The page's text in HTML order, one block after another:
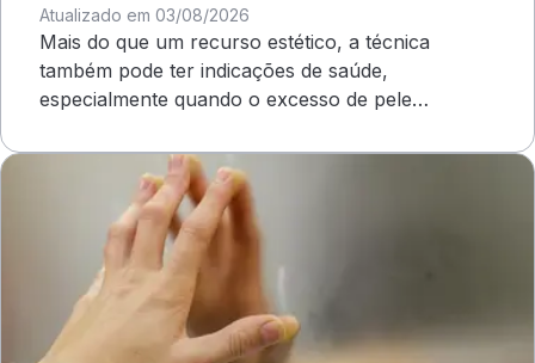
Atualizado em 03/08/2026
Mais do que um recurso estético, a técnica
também pode ter indicações de saúde,
especialmente quando o excesso de pele